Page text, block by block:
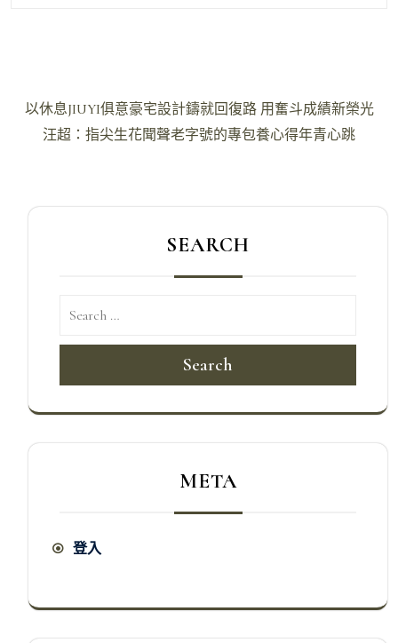
文
以休息JIUYI俱意豪宅設計鑄就回復路 用奮斗成績新榮光
汪超：指尖生花聞聲老字號的專包養心得年青心跳
SEARCH
Search
META
登入